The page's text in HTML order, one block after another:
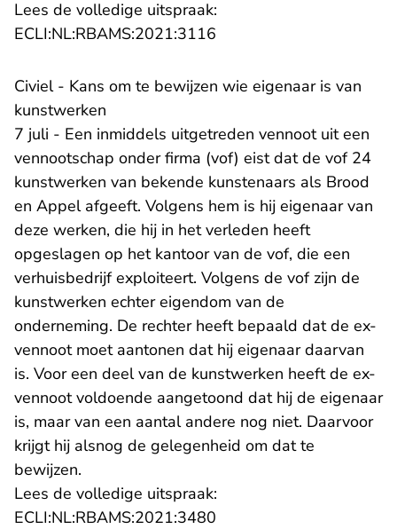
Lees de volledige uitspraak:
ECLI:NL:RBAMS:2021:3116
Civiel - Kans om te bewijzen wie eigenaar is van
kunstwerken
7 juli - Een inmiddels uitgetreden vennoot uit een
vennootschap onder firma (vof) eist dat de vof 24
kunstwerken van bekende kunstenaars als Brood
en Appel afgeeft. Volgens hem is hij eigenaar van
deze werken, die hij in het verleden heeft
opgeslagen op het kantoor van de vof, die een
verhuisbedrijf exploiteert. Volgens de vof zijn de
kunstwerken echter eigendom van de
onderneming. De rechter heeft bepaald dat de ex-
vennoot moet aantonen dat hij eigenaar daarvan
is. Voor een deel van de kunstwerken heeft de ex-
vennoot voldoende aangetoond dat hij de eigenaar
is, maar van een aantal andere nog niet. Daarvoor
krijgt hij alsnog de gelegenheid om dat te
bewijzen.
Lees de volledige uitspraak:
ECLI:NL:RBAMS:2021:3480